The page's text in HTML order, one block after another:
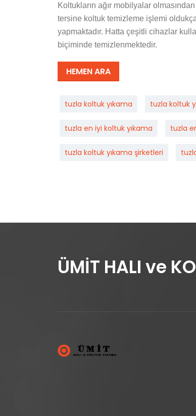
Koltukların ağır mobilyalar
tersine koltuk temizleme işlemi
yapmaktadır. Hatta çeşitli cihazlar
biçiminde temizlenmektedir.
HEMEN ARA
tuzla koltuk yıkama tuzla koltuk
tuzla en iyi koltuk yıkama tuzla
tuzla koltuk yıkama şirketleri
ÜMİT HALI ve